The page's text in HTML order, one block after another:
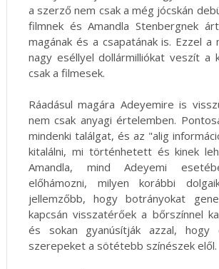
a szerző nem csak a még jócskán
filmnek és Amandla Stenbergnek
magának és a csapatának is. Ezzel a
nagy eséllyel dollármilliókat veszít a
csak a filmesek.
Ráadásul magára Adeyemire is
nem csak anyagi értelemben.
mindenki találgat, és az "alig
kitalálni, mi történhetett és kinek
Amandla, mind Adeyemi
előhámozni, milyen korábbi
jellemzőbb, hogy botrányokat
kapcsán visszatérőek a bőrszínnel
és sokan gyanúsítják azzal,
szerepeket a sötétebb színészek elől.